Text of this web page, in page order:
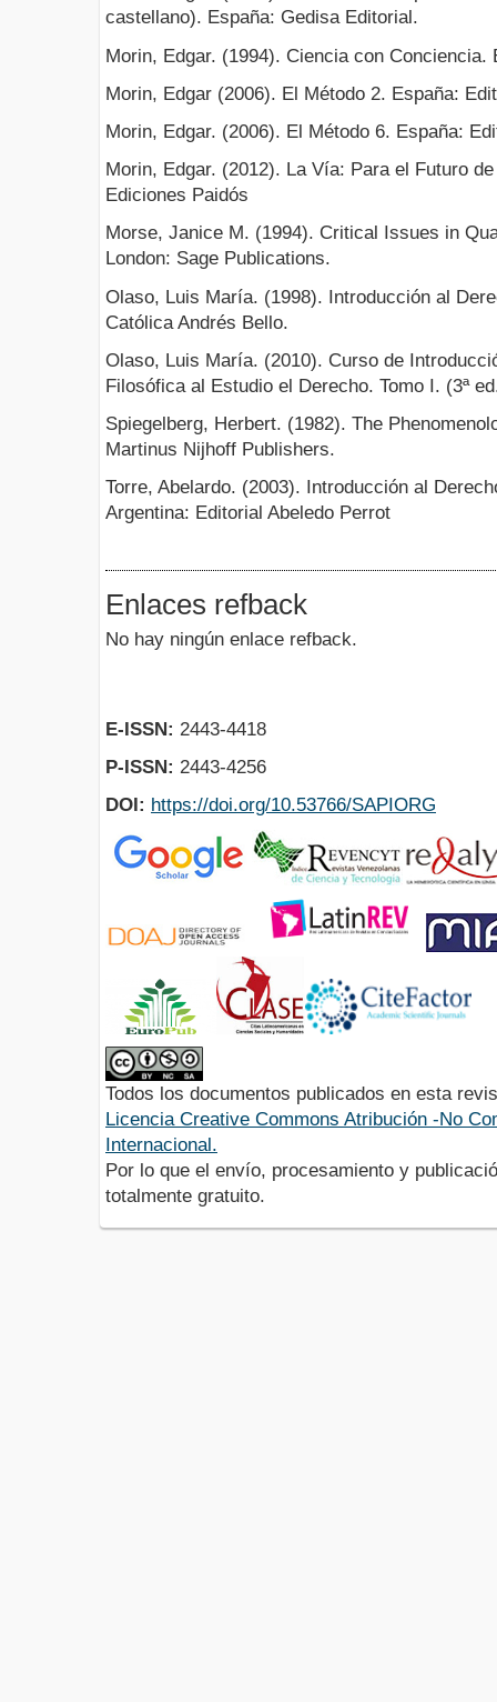
castellano). España: Gedisa Editorial.
Morin, Edgar. (1994). Ciencia con Conciencia.
Morin, Edgar (2006). El Método 2. España:
Morin, Edgar. (2006). El Método 6. España:
Morin, Edgar. (2012). La Vía: Para el Futuro
Ediciones Paidós
Morse, Janice M. (1994). Critical Issues in
London: Sage Publications.
Olaso, Luis María. (1998). Introducción al
Católica Andrés Bello.
Olaso, Luis María. (2010). Curso de
Filosófica al Estudio el Derecho. Tomo I. (3ª
Spiegelberg, Herbert. (1982). The
Martinus Nijhoff Publishers.
Torre, Abelardo. (2003). Introducción al
Argentina: Editorial Abeledo Perrot
Enlaces refback
No hay ningún enlace refback.
E-ISSN: 2443-4418
P-ISSN: 2443-4256
DOI: https://doi.org/10.53766/SAPIORG
Todos los documentos publicados en esta
Licencia Creative Commons Atribución -No
Internacional.
Por lo que el envío, procesamiento y
totalmente gratuito.